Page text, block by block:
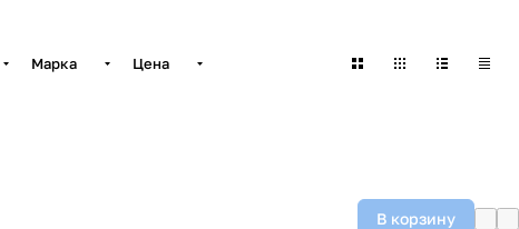
Марка Цена
В корзину